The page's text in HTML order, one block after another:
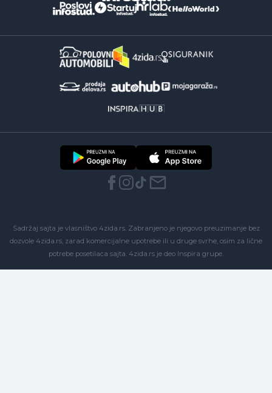
Sadržaj sajta je vlasništvo 4zida.rs. Zabranjeno je njegovo preuzimanje bez
dozvole 4zida.rs, zarad komercijalne upotrebe ili u druge svrhe, osim za lične
potrebe posetilaca sajta. 4zida.rs je deo Inspira grupe.